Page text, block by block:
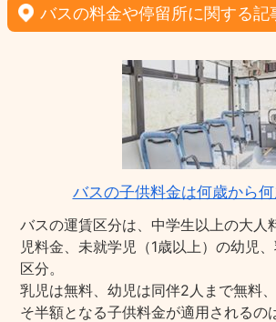
バスの料金や停留所に関する記
バスの子供料金は何歳から何
バスの運賃区分は、中学生以上の大人
児料金、未就学児（1歳以上）の幼児
区分。
乳児は無料、幼児は同伴2人まで無料
そ半額となる子供料金が適用されるの